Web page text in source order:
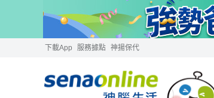
下載App 服務據點 神揚保代